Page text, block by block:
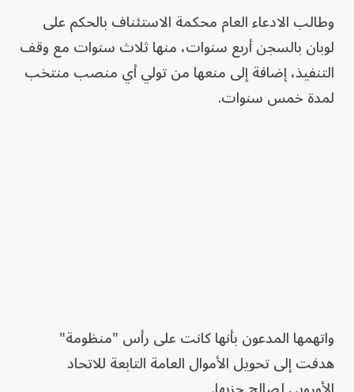
وطالب الادعاء العام محكمة الاستئناف بالحكم على
لوبان بالسجن أربع سنوات، منها ثلاث سنوات مع وقف
التنفيذ، إضافة إلى منعها من تولي أي منصب منتخب
لمدة خمس سنوات.
واتهمها المدعون بأنها كانت على رأس "منظومة"
هدفت إلى تحويل الأموال العامة التابعة للاتحاد